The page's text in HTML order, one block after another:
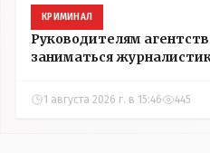
КРИМИНАЛ
Руководителям
заниматься
1 августа 2026 г. в 15:46 445